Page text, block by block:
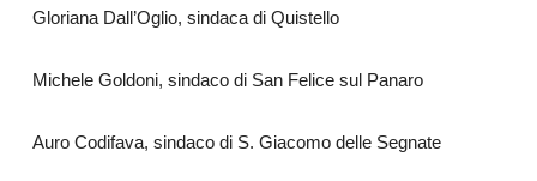
Gloriana Dall’Oglio, sindaca di Quistello
Michele Goldoni, sindaco di San Felice sul Panaro
Auro Codifava, sindaco di S. Giacomo delle Segnate